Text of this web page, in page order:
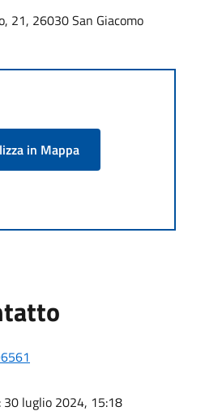
21, 26030 San Giacomo
in Mappa
: 30 luglio 2024, 15:18